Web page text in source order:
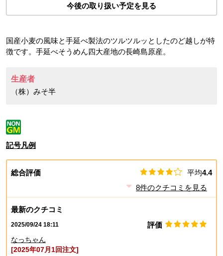
今後の取り扱い予定を見る
国産小麦の風味と手延べ製法のツルツルッとしたのど越しが特
徴です。手延べそうめん四大産地の長崎島原産。
生産者
（株）みそ半
記号凡例
総合評価 平均4.4
8件のクチコミを見る
最新のクチコミ
2025/09/24 18:11 評価
なっちゃん
[2025年07月1回注文]